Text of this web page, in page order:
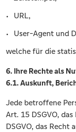
URL,
User-Agent und
welche für die
6. Ihre Rechte als
6.1. Auskunft,
Jede betroffene
Art. 15 DSGVO,
DSGVO, das Recht